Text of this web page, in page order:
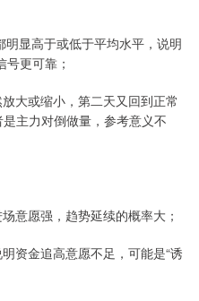
显高于或低于平均水平，说明
更可靠；
大或缩小，第二天又回到正常
主力对倒做量，参考意义不
意愿强，趋势延续的概率大；
资金追高意愿不足，可能是“诱